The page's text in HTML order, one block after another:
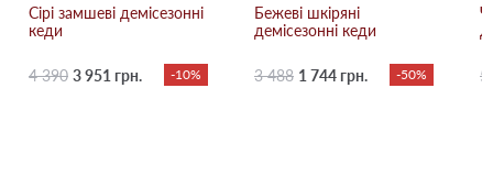
Сірі замшеві демісезонні
кеди
4 390 3 951 грн. -10%
Бежевi шкіряні
демісезонні кеди
3 488 1 744 грн. -50% 5